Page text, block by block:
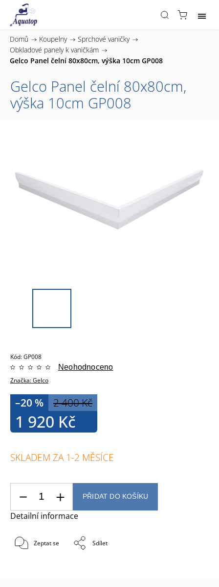
Domů / Koupelny / Sprchové vaničky /
Obkladové panely k vaničkám /
Gelco Panel čelní 80x80cm, výška 10cm GP008
Gelco Panel čelní 80x80cm,
výška 10cm GP008
Kód:GP008
Značka:Gelco
Neohodnoceno
2 400 Kč
–20 %
1 920 Kč
SKLADEM ZA 1-2 MĚSÍCE
PŘIDAT DO KOŠÍKU
Detailní informace
Zeptat se Sdílet